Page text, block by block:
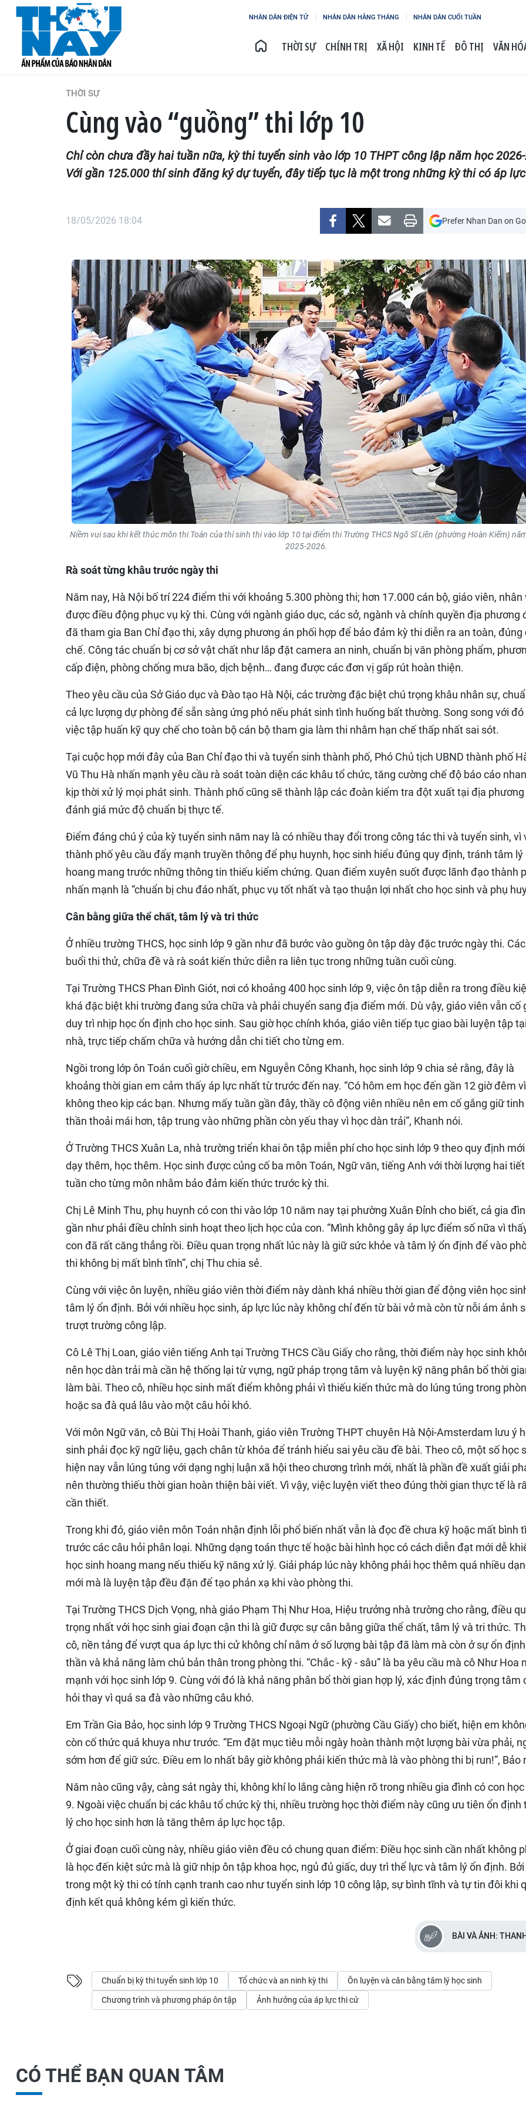
NHÂN DÂN ĐIỆN TỬ NHÂN DÂN HẰNG THÁNG NHÂN DÂN CUỐI TUẦN
THỜI SỰ CHÍNH TRỊ XÃ HỘI KINH TẾ ĐÔ THỊ VĂN
THỜI SỰ
Cùng vào “guồng” thi lớp 10
Chỉ còn chưa đầy hai tuần nữa, kỳ thi tuyển sinh vào lớp 10 THPT công lập năm học
Với gần 125.000 thí sinh đăng ký dự tuyển, đây tiếp tục là một trong những kỳ thi có áp
18/05/2026 18:04 Prefer Nhan Dan on
Niềm vui sau khi kết thúc môn thi Toán của thí sinh thi vào lớp 10 tại điểm thi Trường THCS Ngô Sĩ Liên (phường Hoàn Kiếm)
2025-2026.
Rà soát từng khâu trước ngày thi
Năm nay, Hà Nội bố trí 224 điểm thi với khoảng 5.300 phòng thi; hơn 17.000 cán bộ, giáo viên, nhân
được điều động phục vụ kỳ thi. Cùng với ngành giáo dục, các sở, ngành và chính quyền địa phương
đã tham gia Ban Chỉ đạo thi, xây dựng phương án phối hợp để bảo đảm kỳ thi diễn ra an toàn, đúng
chế. Công tác chuẩn bị cơ sở vật chất như lắp đặt camera an ninh, chuẩn bị văn phòng phẩm,
cấp điện, phòng chống mưa bão, dịch bệnh… đang được các đơn vị gấp rút hoàn thiện.
Theo yêu cầu của Sở Giáo dục và Đào tạo Hà Nội, các trường đặc biệt chú trọng khâu nhân sự,
cả lực lượng dự phòng để sẵn sàng ứng phó nếu phát sinh tình huống bất thường. Song song với đó
việc tập huấn kỹ quy chế cho toàn bộ cán bộ tham gia làm thi nhằm hạn chế thấp nhất sai sót.
Tại cuộc họp mới đây của Ban Chỉ đạo thi và tuyển sinh thành phố, Phó Chủ tịch UBND thành phố
Vũ Thu Hà nhấn mạnh yêu cầu rà soát toàn diện các khâu tổ chức, tăng cường chế độ báo cáo
kịp thời xử lý mọi phát sinh. Thành phố cũng sẽ thành lập các đoàn kiểm tra đột xuất tại địa
đánh giá mức độ chuẩn bị thực tế.
Điểm đáng chú ý của kỳ tuyển sinh năm nay là có nhiều thay đổi trong công tác thi và tuyển sinh, vì
thành phố yêu cầu đẩy mạnh truyền thông để phụ huynh, học sinh hiểu đúng quy định, tránh tâm lý
hoang mang trước những thông tin thiếu kiểm chứng. Quan điểm xuyên suốt được lãnh đạo thành
nhấn mạnh là “chuẩn bị chu đáo nhất, phục vụ tốt nhất và tạo thuận lợi nhất cho học sinh và phụ
Cân bằng giữa thể chất, tâm lý và tri thức
Ở nhiều trường THCS, học sinh lớp 9 gần như đã bước vào guồng ôn tập dày đặc trước ngày thi. Các
buổi thi thử, chữa đề và rà soát kiến thức diễn ra liên tục trong những tuần cuối cùng.
Tại Trường THCS Phan Đình Giót, nơi có khoảng 400 học sinh lớp 9, việc ôn tập diễn ra trong điều
khá đặc biệt khi trường đang sửa chữa và phải chuyển sang địa điểm mới. Dù vậy, giáo viên vẫn cố
duy trì nhịp học ổn định cho học sinh. Sau giờ học chính khóa, giáo viên tiếp tục giao bài luyện tập tại
nhà, trực tiếp chấm chữa và hướng dẫn chi tiết cho từng em.
Ngồi trong lớp ôn Toán cuối giờ chiều, em Nguyễn Công Khanh, học sinh lớp 9 chia sẻ rằng, đây là
khoảng thời gian em cảm thấy áp lực nhất từ trước đến nay. “Có hôm em học đến gần 12 giờ đêm
không theo kịp các bạn. Nhưng mấy tuần gần đây, thầy cô động viên nhiều nên em cố gắng giữ tinh
thần thoải mái hơn, tập trung vào những phần còn yếu thay vì học dàn trải”, Khanh nói.
Ở Trường THCS Xuân La, nhà trường triển khai ôn tập miễn phí cho học sinh lớp 9 theo quy định
dạy thêm, học thêm. Học sinh được củng cố ba môn Toán, Ngữ văn, tiếng Anh với thời lượng hai
tuần cho từng môn nhằm bảo đảm kiến thức trước kỳ thi.
Chị Lê Minh Thu, phụ huynh có con thi vào lớp 10 năm nay tại phường Xuân Đỉnh cho biết, cả gia
gần như phải điều chỉnh sinh hoạt theo lịch học của con. “Mình không gây áp lực điểm số nữa vì
con đã rất căng thẳng rồi. Điều quan trọng nhất lúc này là giữ sức khỏe và tâm lý ổn định để vào
thi không bị mất bình tĩnh”, chị Thu chia sẻ.
Cùng với việc ôn luyện, nhiều giáo viên thời điểm này dành khá nhiều thời gian để động viên học
tâm lý ổn định. Bởi với nhiều học sinh, áp lực lúc này không chỉ đến từ bài vở mà còn từ nỗi ám ảnh
trượt trường công lập.
Cô Lê Thị Loan, giáo viên tiếng Anh tại Trường THCS Cầu Giấy cho rằng, thời điểm này học sinh
nên học dàn trải mà cần hệ thống lại từ vựng, ngữ pháp trọng tâm và luyện kỹ năng phân bổ thời
làm bài. Theo cô, nhiều học sinh mất điểm không phải vì thiếu kiến thức mà do lúng túng trong
hoặc sa đà quá lâu vào một câu hỏi khó.
Với môn Ngữ văn, cô Bùi Thị Hoài Thanh, giáo viên Trường THPT chuyên Hà Nội-Amsterdam lưu ý
sinh phải đọc kỹ ngữ liệu, gạch chân từ khóa để tránh hiểu sai yêu cầu đề bài. Theo cô, một số học
hiện nay vẫn lúng túng với dạng nghị luận xã hội theo chương trình mới, nhất là phần đề xuất giải
nên thường thiếu thời gian hoàn thiện bài viết. Vì vậy, việc luyện viết theo đúng thời gian thực tế là
cần thiết.
Trong khi đó, giáo viên môn Toán nhận định lỗi phổ biến nhất vẫn là đọc đề chưa kỹ hoặc mất bình
trước các câu hỏi phân loại. Những dạng toán thực tế hoặc bài hình học có cách diễn đạt mới dễ
học sinh hoang mang nếu thiếu kỹ năng xử lý. Giải pháp lúc này không phải học thêm quá nhiều
mới mà là luyện tập đều đặn để tạo phản xạ khi vào phòng thi.
Tại Trường THCS Dịch Vọng, nhà giáo Phạm Thị Như Hoa, Hiệu trưởng nhà trường cho rằng, điều
trọng nhất với học sinh giai đoạn cận thi là giữ được sự cân bằng giữa thể chất, tâm lý và tri thức.
cô, nền tảng để vượt qua áp lực thi cử không chỉ nằm ở số lượng bài tập đã làm mà còn ở sự ổn
thần và khả năng làm chủ bản thân trong phòng thi. “Chắc - kỹ - sâu” là ba yêu cầu mà cô Như Hoa
mạnh với học sinh lớp 9. Cùng với đó là khả năng phân bổ thời gian hợp lý, xác định đúng trọng tâm
hỏi thay vì quá sa đà vào những câu khó.
Em Trần Gia Bảo, học sinh lớp 9 Trường THCS Ngoại Ngữ (phường Cầu Giấy) cho biết, hiện em
còn cố thức quá khuya như trước. “Em đặt mục tiêu mỗi ngày hoàn thành một lượng bài vừa phải,
sớm hơn để giữ sức. Điều em lo nhất bây giờ không phải kiến thức mà là vào phòng thi bị run!”, Bảo
Năm nào cũng vậy, càng sát ngày thi, không khí lo lắng càng hiện rõ trong nhiều gia đình có con
9. Ngoài việc chuẩn bị các khâu tổ chức kỳ thi, nhiều trường học thời điểm này cũng ưu tiên ổn định
lý cho học sinh hơn là tăng thêm áp lực học tập.
Ở giai đoạn cuối cùng này, nhiều giáo viên đều có chung quan điểm: Điều học sinh cần nhất không
là học đến kiệt sức mà là giữ nhịp ôn tập khoa học, ngủ đủ giấc, duy trì thể lực và tâm lý ổn định. Bởi
trong một kỳ thi có tính cạnh tranh cao như tuyển sinh lớp 10 công lập, sự bình tĩnh và tự tin đôi khi
định kết quả không kém gì kiến thức.
BÀI VÀ ẢNH:
Chuẩn bị kỳ thi tuyển sinh lớp 10 Tổ chức và an ninh kỳ thi Ôn luyện và cân bằng tâm lý học sinh
Chương trình và phương pháp ôn tập Ảnh hưởng của áp lực thi cử
CÓ THỂ BẠN QUAN TÂM